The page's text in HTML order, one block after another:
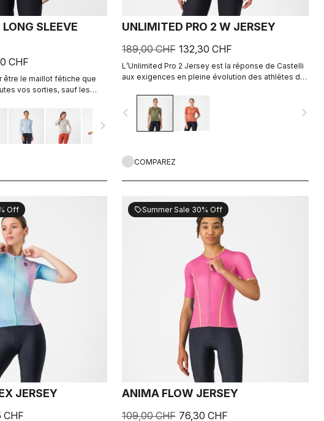
SLEEVE
CHF
être le maillot fétiche que
vos sorties, sauf les
2.0. Tissu d’été
navigate_next
UNLIMITED PRO 2 W JERSEY
189,00 CHF 132,30 CHF
L’Unlimited Pro 2 Jersey est la réponse de Castelli
aux exigences en pleine évolution des athlètes de
marginal, sans sacrifier l’esprit du sport.
navigate_before navigate_next
COMPAREZ
Off
JERSEY
CHF
sellSummer Sale 30% Off
ANIMA FLOW JERSEY
109,00 CHF 76,30 CHF